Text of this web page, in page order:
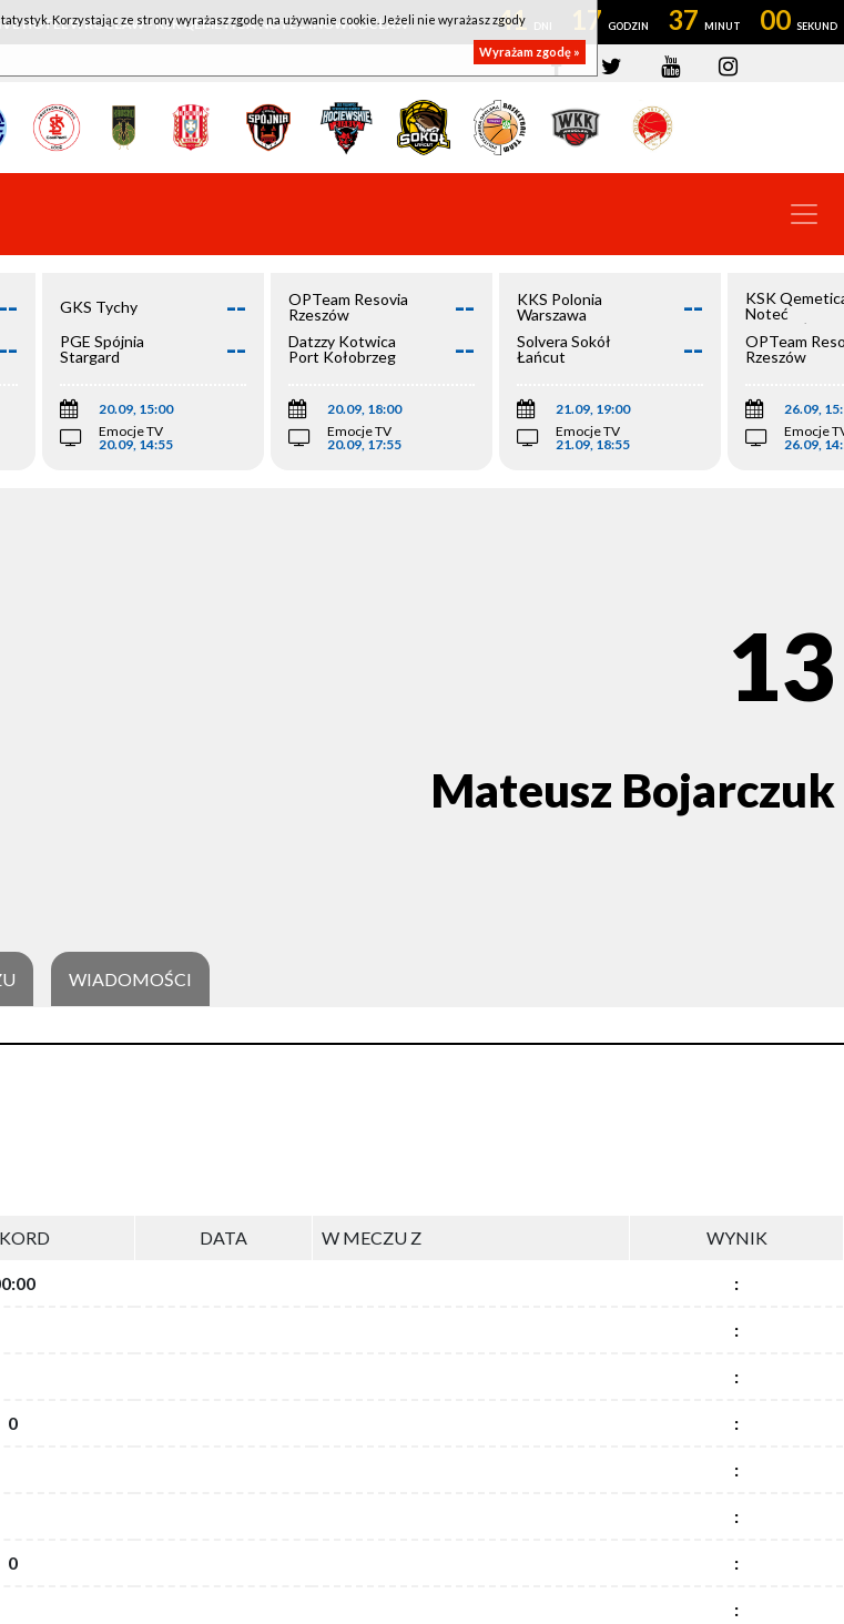
HOTEL WROCŁAW - KSK QEMETICA NOTEĆ INOWROCŁAW 41 17 36 59
--
--
GKS Tychy --
PGE Spójnia
Stargard
--
20.09, 15:00
Emocje TV
20.09, 14:55
OPTeam Resovia
Rzeszów
--
Datzzy Kotwica
Port Kołobrzeg
--
20.09, 18:00
Emocje TV
20.09, 17:55
KKS Polonia
Warszawa
--
Solvera Sokół
Łańcut
--
21.09, 19:00
Emocje TV
21.09, 18:55
KSK
Noteć
Inowrocław
OPTeam
Rzeszów
26.09,
Emocje
26.09,
13
Mateusz Bojarczuk
WIADOMOŚCI
DATA W MECZU Z WYNIK
:
:
:
0 :
:
:
0 :
:
Korzystając ze strony wyrażasz zgodę na używanie cookie. Jeżeli nie wyrażasz zgody
Wyrażam zgodę »